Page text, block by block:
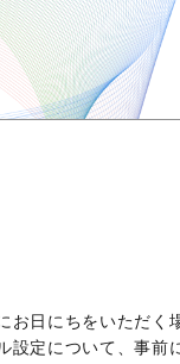
お日にちをいただく
設定について、事前